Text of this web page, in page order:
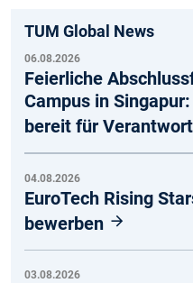
TUM Global News
06.08.2026
Feierliche
Campus in
bereit für
04.08.2026
EuroTech Rising
bewerben
03.08.2026